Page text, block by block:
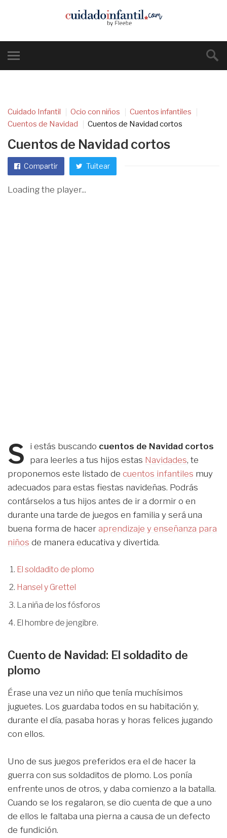
Cuidado Infantil Ocio con niños
Cuentos infantiles
Cuentos de Navidad
Cuentos de Navidad cortos
Cuentos de Navidad cortos
Compartir Tuitear
Loading the player...
S i estás buscando cuentos de Navidad cortos
para leerles a tus hijos estas Navidades, te
proponemos este listado de cuentos infantiles muy
adecuados para estas fiestas navideñas. Podrás
contárselos a tus hijos antes de ir a dormir o en
durante una tarde de juegos en familia y será una
buena forma de hacer aprendizaje y enseñanza para
niños de manera educativa y divertida.
El soldadito de plomo
Hansel y Grettel
La niña de los fósforos
El hombre de jengibre.
Cuento de Navidad: El soldadito de
plomo
Érase una vez un niño que tenía muchísimos
juguetes. Los guardaba todos en su habitación y,
durante el día, pasaba horas y horas felices jugando
con ellos.
Uno de sus juegos preferidos era el de hacer la
guerra con sus soldaditos de plomo. Los ponía
enfrente unos de otros, y daba comienzo a la batalla.
Cuando se los regalaron, se dio cuenta de que a uno
de ellos le faltaba una pierna a causa de un defecto
de fundición.